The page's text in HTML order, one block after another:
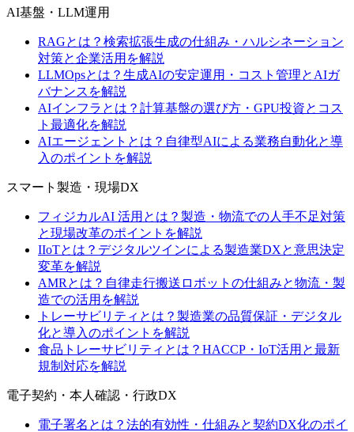
AI基盤・LLM運用
RAGとは？検索拡張生成の仕組み・ハルシネーション
対策と企業活用を解説
LLMOpsとは？生成AIの安定運用・コスト管理とAIガ
バナンスを解説
AIインフラとは？計算基盤の選び方・GPU投資とコス
ト最適化を解説
AIエージェントとは？自律型AIによる業務自動化と導
入のポイントを解説
スマート製造・現場DX
フィジカルAI 活用とは？製造・物流での人手不足対策
と現場改革のポイントを解説
IIoTとは？デジタルツインによる製造業DXと意思決定
変革を解説
AMRとは？自律走行搬送ロボットの仕組みと物流・製
造での活用を解説
トレーサビリティとは？製造業の品質保証・デジタル
化と導入のポイントを解説
食品トレーサビリティとは？HACCP・IoT活用と最新
規制対応を解説
電子契約・本人確認・行政DX
電子署名とは？法的有効性・仕組みと契約DX化のポイ